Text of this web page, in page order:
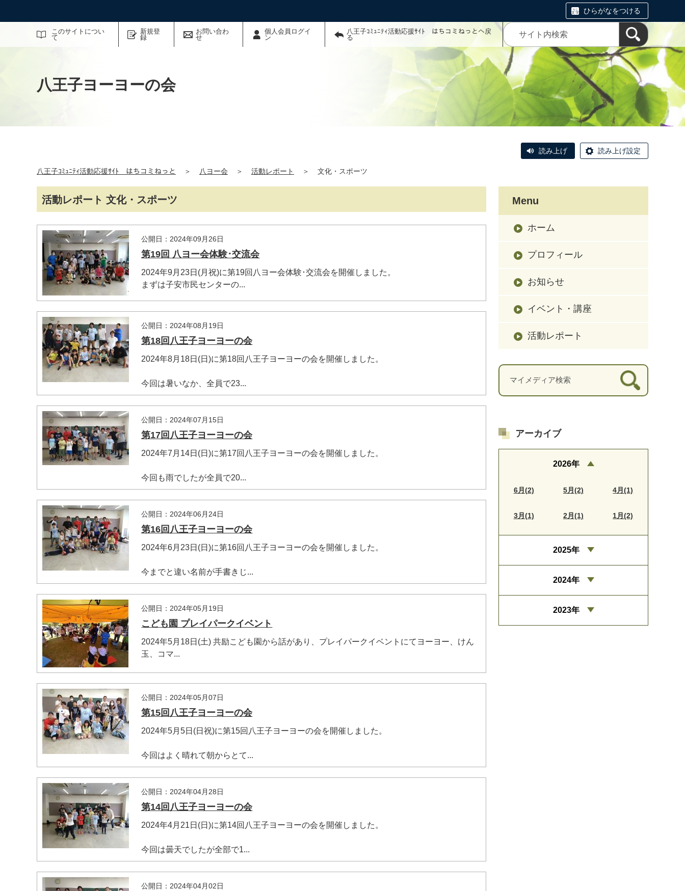
ひらがなをつける
このサイトについ
て
新規登
録
お問い合わ
せ
個人会員ログイ
ン
八王子ｺﾐｭﾆﾃｨ活動応援ｻｲﾄ はちコミねっとへ戻
る
サイト内検索
八王子ヨーヨーの会
読み上げ 読み上げ設定
八王子ｺﾐｭﾆﾃｨ活動応援ｻｲﾄ はちコミねっと ＞ 八ヨー会 ＞ 活動レポート ＞ 文化・スポーツ
活動レポート 文化・スポーツ
公開日：2024年09月26日
第19回 八ヨー会体験･交流会
2024年9月23日(月祝)に第19回八ヨー会体験･交流会を開催しました。
まずは子安市民センターの...
公開日：2024年08月19日
第18回八王子ヨーヨーの会
2024年8月18日(日)に第18回八王子ヨーヨーの会を開催しました。
今回は暑いなか、全員で23...
公開日：2024年07月15日
第17回八王子ヨーヨーの会
2024年7月14日(日)に第17回八王子ヨーヨーの会を開催しました。
今回も雨でしたが全員で20...
公開日：2024年06月24日
第16回八王子ヨーヨーの会
2024年6月23日(日)に第16回八王子ヨーヨーの会を開催しました。
今までと違い名前が手書きじ...
公開日：2024年05月19日
こども園 プレイパークイベント
2024年5月18日(土) 共励こども園から話があり、プレイパークイベントにてヨーヨー、けん
玉、コマ...
公開日：2024年05月07日
第15回八王子ヨーヨーの会
2024年5月5日(日祝)に第15回八王子ヨーヨーの会を開催しました。
今回はよく晴れて朝からとて...
公開日：2024年04月28日
第14回八王子ヨーヨーの会
2024年4月21日(日)に第14回八王子ヨーヨーの会を開催しました。
今回は曇天でしたが全部で1...
公開日：2024年04月02日
Menu
ホーム
プロフィール
お知らせ
イベント・講座
活動レポート
マイメディア検索
アーカイブ
2026年
6月(2) 5月(2) 4月(1)
3月(1) 2月(1) 1月(2)
2025年
2024年
2023年